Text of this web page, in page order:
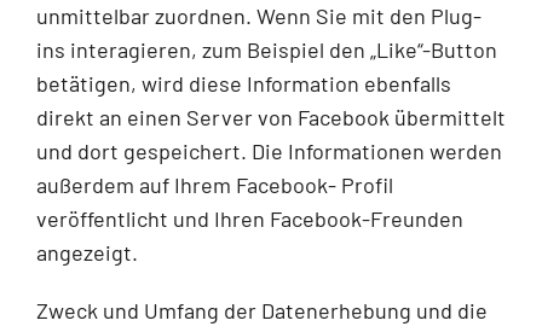
unmittelbar zuordnen. Wenn Sie mit den Plug-
ins interagieren, zum Beispiel den „Like“-Button
betätigen, wird diese Information ebenfalls
direkt an einen Server von Facebook übermittelt
und dort gespeichert. Die Informationen werden
außerdem auf Ihrem Facebook- Profil
veröffentlicht und Ihren Facebook-Freunden
angezeigt.
Zweck und Umfang der Datenerhebung und die